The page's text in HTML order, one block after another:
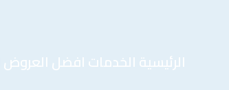
الرئيسيةالخدماتافضل العروض